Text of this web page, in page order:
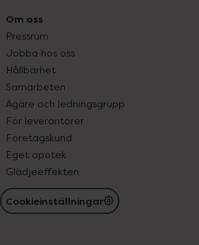
Om oss
Pressrum
Jobba hos oss
Hållbarhet
Samarbeten
Ägare och ledningsgrupp
För leverantörer
Företagskund
Eget apotek
Glädjeeffekten
Cookieinställningar